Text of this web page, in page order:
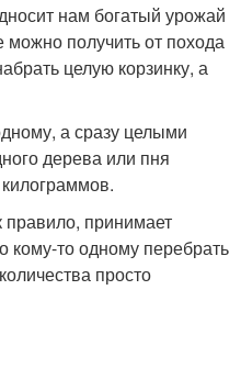
нам богатый урожай
можно получить от похода
целую корзинку, а
а сразу целыми
дерева или пня
правило, принимает
кому-то одному перебрать
просто